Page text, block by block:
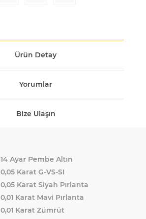
Ürün Detay
Yorumlar
Bize Ulaşın
14 Ayar Pembe Altın
0,05 Karat G-VS-SI
0,05 Karat Siyah Pırlanta
0,01 Karat Mavi Pırlanta
0,01 Karat Zümrüt